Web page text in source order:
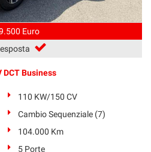
Euro
DCT Business
110 KW/150 CV
Cambio Sequenziale (7)
104.000 Km
5 Porte